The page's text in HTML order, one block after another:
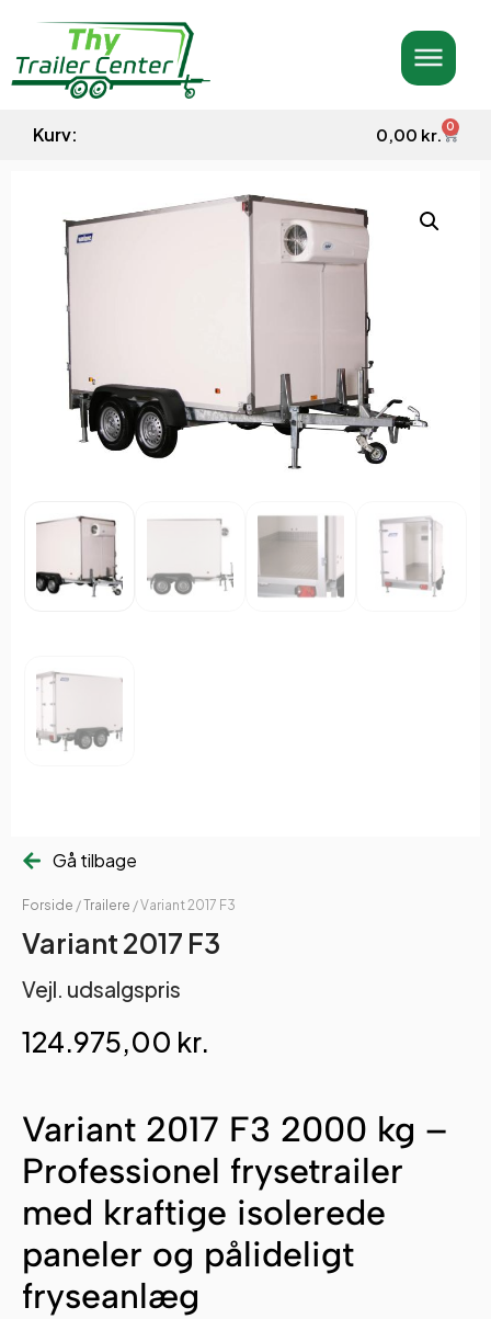
Kurv: 0,00 kr. 0
Gå tilbage
Forside /Trailere / Variant 2017 F3
Variant 2017 F3
Vejl. udsalgspris
124.975,00 kr.
Variant 2017 F3 2000 kg –
Professionel frysetrailer
med kraftige isolerede
paneler og pålideligt
fryseanlæg